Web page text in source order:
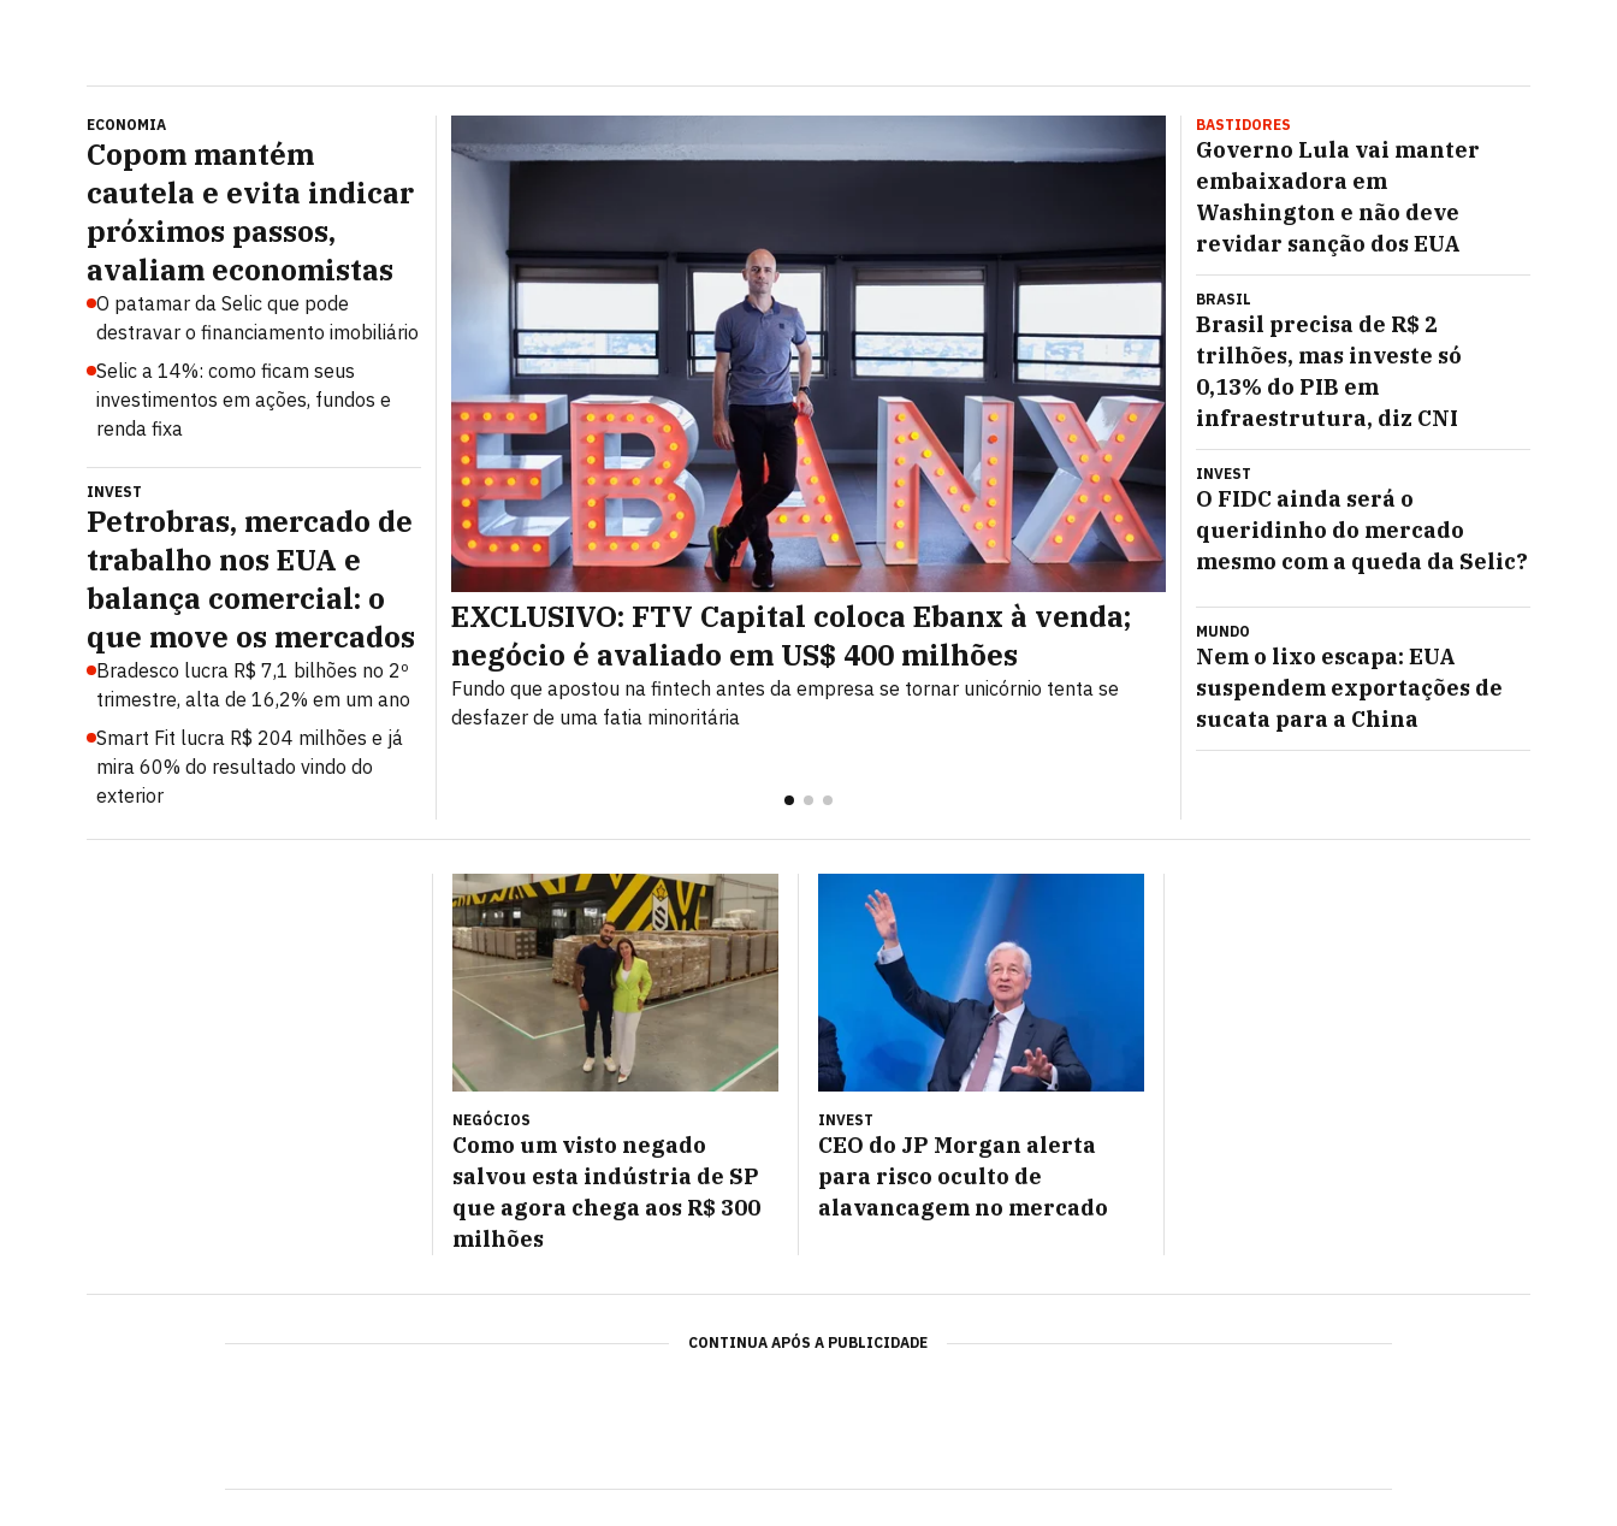
ECONOMIA
Copom mantém
cautela e evita indicar
próximos passos,
avaliam economistas
O patamar da Selic que pode
destravar o financiamento imobiliário
Selic a 14%: como ficam seus
investimentos em ações, fundos e
renda fixa
INVEST
Petrobras, mercado de
trabalho nos EUA e
balança comercial: o
que move os mercados
Bradesco lucra R$ 7,1 bilhões no 2º
trimestre, alta de 16,2% em um ano
Smart Fit lucra R$ 204 milhões e já
mira 60% do resultado vindo do
exterior
EXCLUSIVO: FTV Capital coloca Ebanx à venda;
negócio é avaliado em US$ 400 milhões
Fundo que apostou na fintech antes da empresa se tornar unicórnio tenta se
desfazer de uma fatia minoritária
Com 14 novas lojas no radar,
minimiza eleições e foca no
Lucro recorde e margem em alta reforçam
companhia, que diz estar preparada para
BASTIDORES
Governo Lula vai manter
embaixadora em
Washington e não deve
revidar sanção dos EUA
BRASIL
Brasil precisa de R$ 2
trilhões, mas investe só
0,13% do PIB em
infraestrutura, diz CNI
INVEST
O FIDC ainda será o
queridinho do mercado
mesmo com a queda da Selic?
MUNDO
Nem o lixo escapa: EUA
suspendem exportações de
sucata para a China
NEGÓCIOS
Como um visto negado
salvou esta indústria de SP
que agora chega aos R$ 300
milhões
INVEST
CEO do JP Morgan alerta
para risco oculto de
alavancagem no mercado
CONTINUA APÓS A PUBLICIDADE